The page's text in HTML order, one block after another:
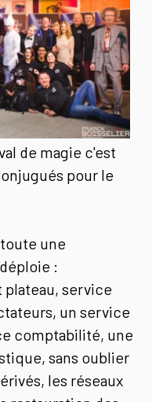
de magie c'est
pour le
une
:
service
un service
comptabilité, une
sans oublier
les réseaux